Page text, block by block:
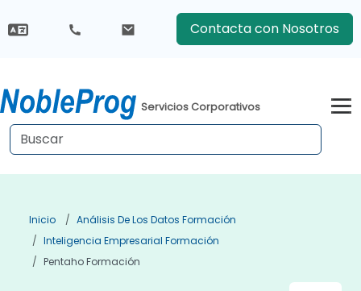
Contacta con Nosotros
Servicios Corporativos
Inicio
Análisis De Los Datos Formación
Inteligencia Empresarial Formación
Pentaho Formación